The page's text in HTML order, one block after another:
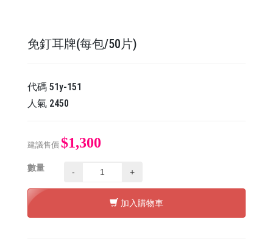
免釘耳牌(每包/50片)
代碼 51y-151
人氣 2450
建議售價 $1,300
數量 - +
加入購物車